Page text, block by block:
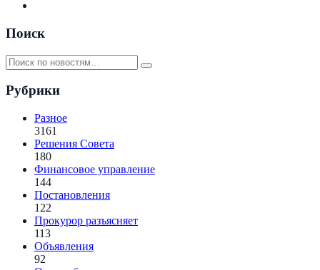
Поиск
Рубрики
Разное
3161
Решения Совета
180
Финансовое управление
144
Постановления
122
Прокурор разъясняет
113
Объявления
92